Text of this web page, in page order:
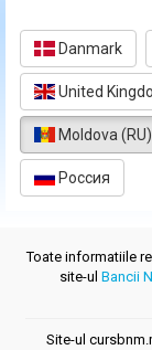
Danmark
United
Moldova (RU)
Россия
Toate informatiile
site-ul Bancii
Site-ul